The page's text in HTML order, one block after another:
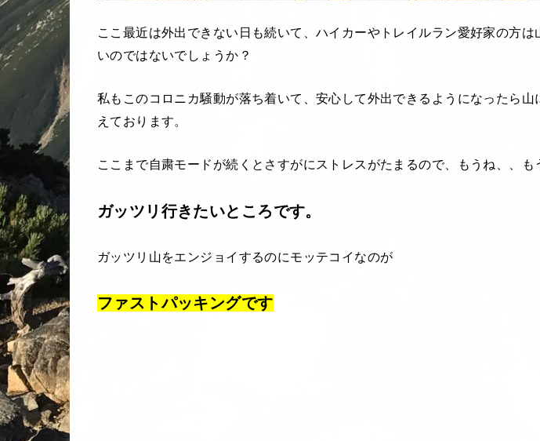
ここ最近は外出できない日も続いて、ハイカーやトレイルラン愛好家の方は
いのではないでしょうか？
私もこのコロニカ騒動が落ち着いて、安心して外出できるようになったら山
えております。
ここまで自粛モードが続くとさすがにストレスがたまるので、もうね、、も
ガッツリ行きたいところです。
ガッツリ山をエンジョイするのにモッテコイなのが
ファストパッキングです